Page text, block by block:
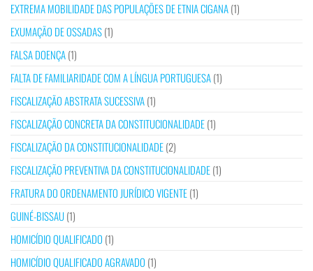
EXTREMA MOBILIDADE DAS POPULAÇÕES DE ETNIA CIGANA(1)
EXUMAÇÃO DE OSSADAS(1)
FALSA DOENÇA(1)
FALTA DE FAMILIARIDADE COM A LÍNGUA PORTUGUESA(1)
FISCALIZAÇÃO ABSTRATA SUCESSIVA(1)
FISCALIZAÇÃO CONCRETA DA CONSTITUCIONALIDADE(1)
FISCALIZAÇÃO DA CONSTITUCIONALIDADE(2)
FISCALIZAÇÃO PREVENTIVA DA CONSTITUCIONALIDADE(1)
FRATURA DO ORDENAMENTO JURÍDICO VIGENTE(1)
GUINÉ-BISSAU(1)
HOMICÍDIO QUALIFICADO (1)
HOMICÍDIO QUALIFICADO AGRAVADO (1)